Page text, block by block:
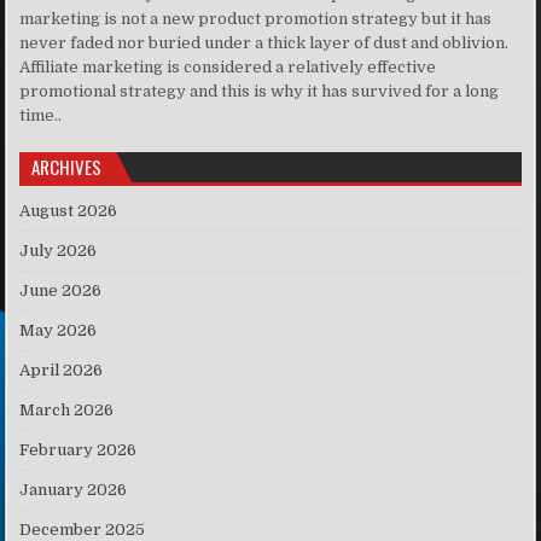
marketing is not a new product promotion strategy but it has
never faded nor buried under a thick layer of dust and oblivion.
Affiliate marketing is considered a relatively effective
promotional strategy and this is why it has survived for a long
time..
ARCHIVES
August 2026
July 2026
June 2026
May 2026
April 2026
March 2026
February 2026
January 2026
December 2025